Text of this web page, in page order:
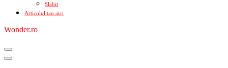
Slabit
Articolul tau aici
Wonder.ro